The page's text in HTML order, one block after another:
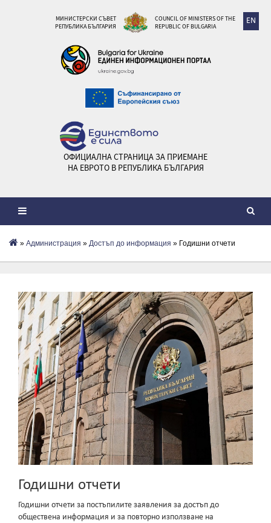
EN
МИНИСТЕРСКИ СЪВЕТ
РЕПУБЛИКА БЪЛГАРИЯ
COUNCIL OF MINISTERS OF THE
REPUBLIC OF BULGARIA
ОФИЦИАЛНА СТРАНИЦА ЗА ПРИЕМАНЕ
НА ЕВРОТО В РЕПУБЛИКА БЪЛГАРИЯ
» Администрация » Достъп до информация » Годишни отчети
Годишни отчети
Годишни отчети за постъпилите заявления за достъп до
обществена информация и за повторно използване на